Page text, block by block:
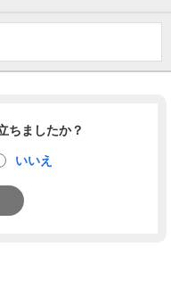
ちましたか？
いいえ